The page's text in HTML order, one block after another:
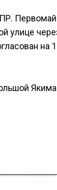
улице
на